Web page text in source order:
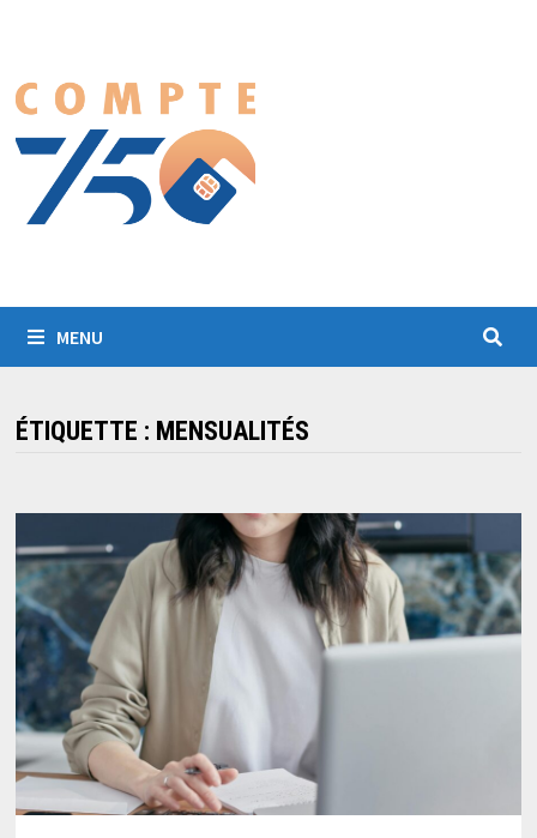
contenu
MENU
ÉTIQUETTE : MENSUALITÉS